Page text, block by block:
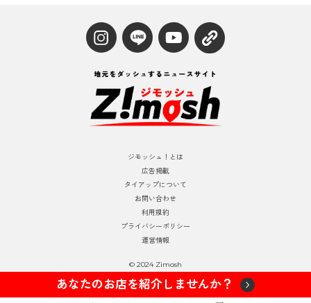
ジモッシュ！とは
広告掲載
タイアップについて
お問い合わせ
利用規約
プライバシーポリシー
運営情報
© 2024 Zimosh
あなたのお店を紹介しませんか？